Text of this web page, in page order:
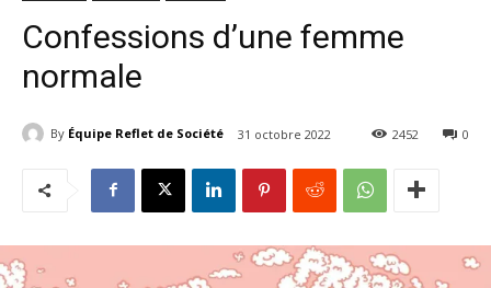
Confessions d’une femme
normale
By Équipe Reflet de Société 31 octobre 2022 0
2452